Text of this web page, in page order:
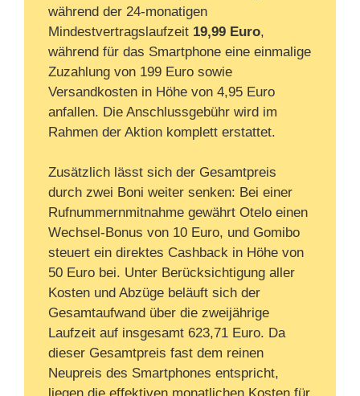
während der 24-monatigen
Mindestvertragslaufzeit 19,99 Euro,
während für das Smartphone eine einmalige
Zuzahlung von 199 Euro sowie
Versandkosten in Höhe von 4,95 Euro
anfallen. Die Anschlussgebühr wird im
Rahmen der Aktion komplett erstattet.
Zusätzlich lässt sich der Gesamtpreis
durch zwei Boni weiter senken: Bei einer
Rufnummernmitnahme gewährt Otelo einen
Wechsel-Bonus von 10 Euro, und Gomibo
steuert ein direktes Cashback in Höhe von
50 Euro bei. Unter Berücksichtigung aller
Kosten und Abzüge beläuft sich der
Gesamtaufwand über die zweijährige
Laufzeit auf insgesamt 623,71 Euro. Da
dieser Gesamtpreis fast dem reinen
Neupreis des Smartphones entspricht,